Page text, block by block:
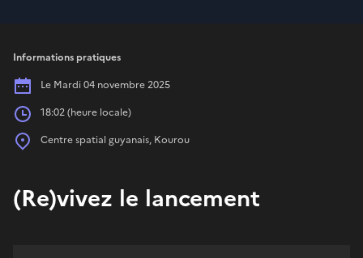
Informations pratiques
Date
Le Mardi 04 novembre 2025
Heures18:02 (heure locale)
Place
Centre spatial guyanais, Kourou
(Re)vivez le lancement